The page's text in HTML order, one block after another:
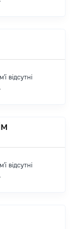
відсутні
відсутні